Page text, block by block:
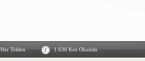
Her Telden 1.636 Kez Okundu